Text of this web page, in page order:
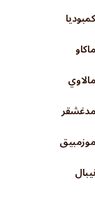
كمبوديا
ماكاو
مالاوي
مدغشقر
موزمبيق
نيبال